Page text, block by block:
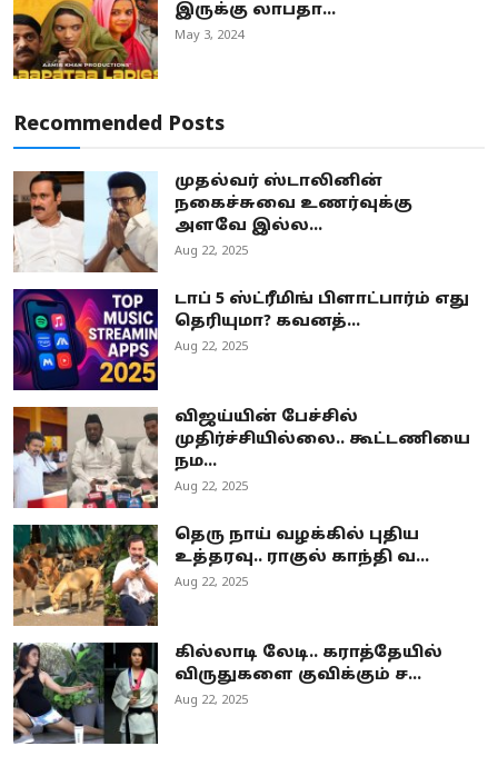
இருக்கு லாபதா...
May 3, 2024
Recommended Posts
முதல்வர் ஸ்டாலினின்
நகைச்சுவை உணர்வுக்கு
அளவே இல்ல...
Aug 22, 2025
டாப் 5 ஸ்ட்ரீமிங் பிளாட்பார்ம் எது
தெரியுமா? கவனத்...
Aug 22, 2025
விஜய்யின் பேச்சில்
முதிர்ச்சியில்லை.. கூட்டணியை
நம...
Aug 22, 2025
தெரு நாய் வழக்கில் புதிய
உத்தரவு.. ராகுல் காந்தி வ...
Aug 22, 2025
கில்லாடி லேடி.. கராத்தேயில்
விருதுகளை குவிக்கும் ச...
Aug 22, 2025